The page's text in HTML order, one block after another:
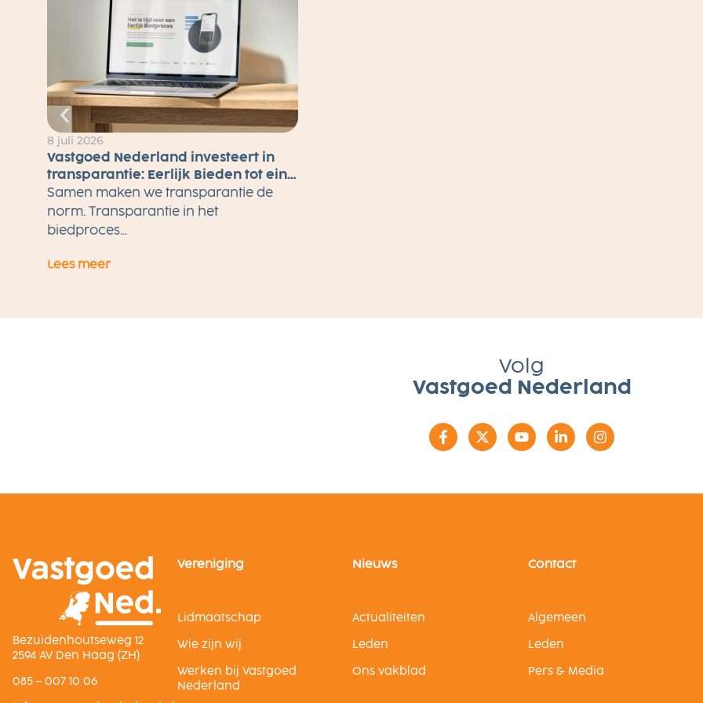
8 juli 2026
Vastgoed Nederland investeert in
transparantie: Eerlijk Bieden tot eind
2026 gratis voor alle makelaars
Samen maken we transparantie de
norm. Transparantie in het
biedproces...
Lees meer
Volg
Vastgoed Nederland
Bezuidenhoutseweg 12
2594 AV Den Haag (ZH)
085 – 007 10 06
Vereniging
Lidmaatschap
Wie zijn wij
Werken bij Vastgoed
Nederland
Nieuws
Actualiteiten
Leden
Ons vakblad
Contact
Algemeen
Leden
Pers & Media